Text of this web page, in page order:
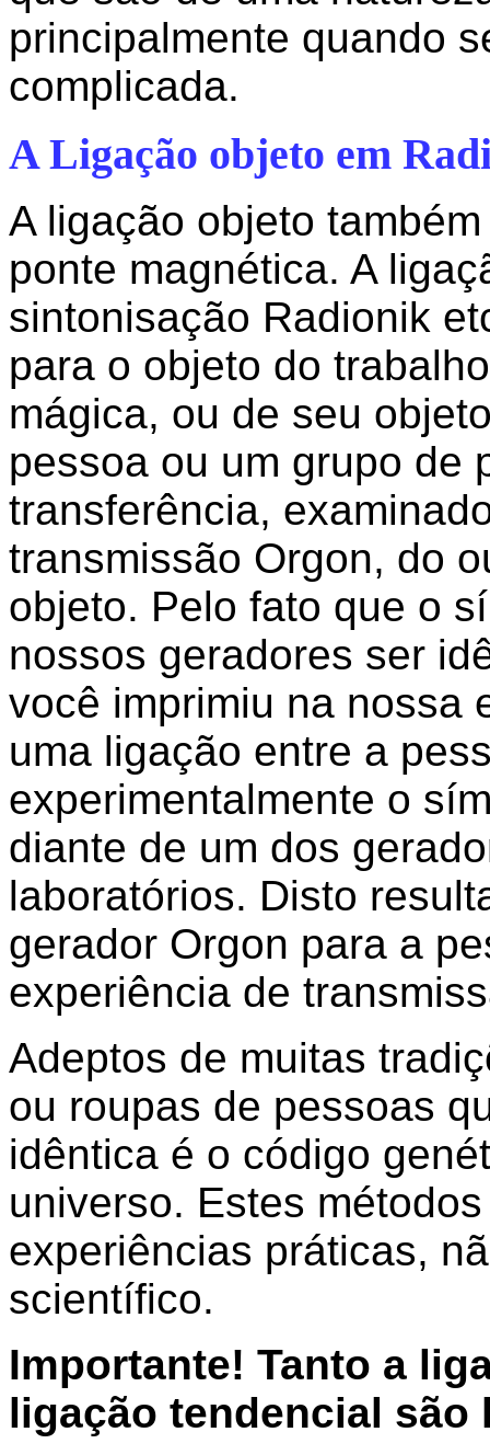
principalmente quando
complicada.
A Ligação objeto em
A ligação objeto
ponte magnética. A
sintonisação Radionik
para o objeto do
mágica, ou de seu
pessoa ou um grupo de
transferência,
transmissão Orgon, do
objeto. Pelo fato que o
nossos geradores ser
você imprimiu na nossa
uma ligação entre a
experimentalmente o
diante de um dos
laboratórios. Disto
gerador Orgon para a
experiência de
Adeptos de muitas
ou roupas de pessoas
idêntica é o código
universo. Estes
experiências práticas,
scientífico.
Importante! Tanto a
ligação tendencial